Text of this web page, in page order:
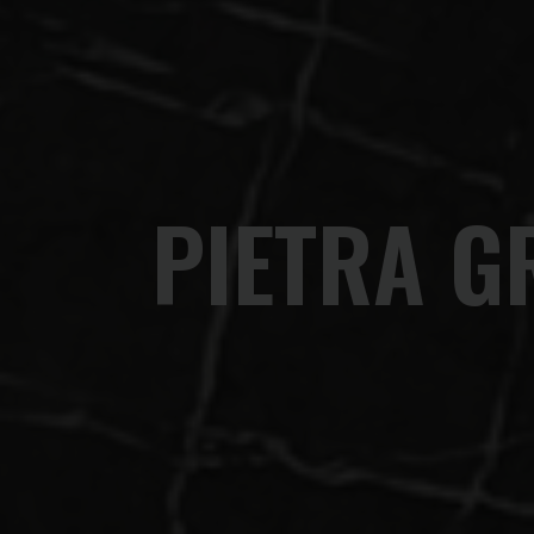
PIETRA